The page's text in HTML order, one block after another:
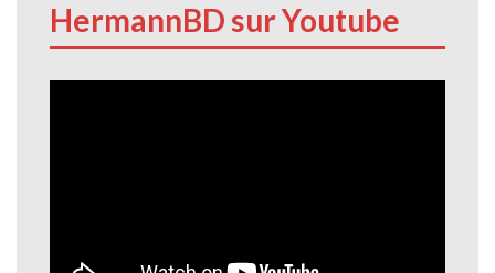
HermannBD sur Youtube